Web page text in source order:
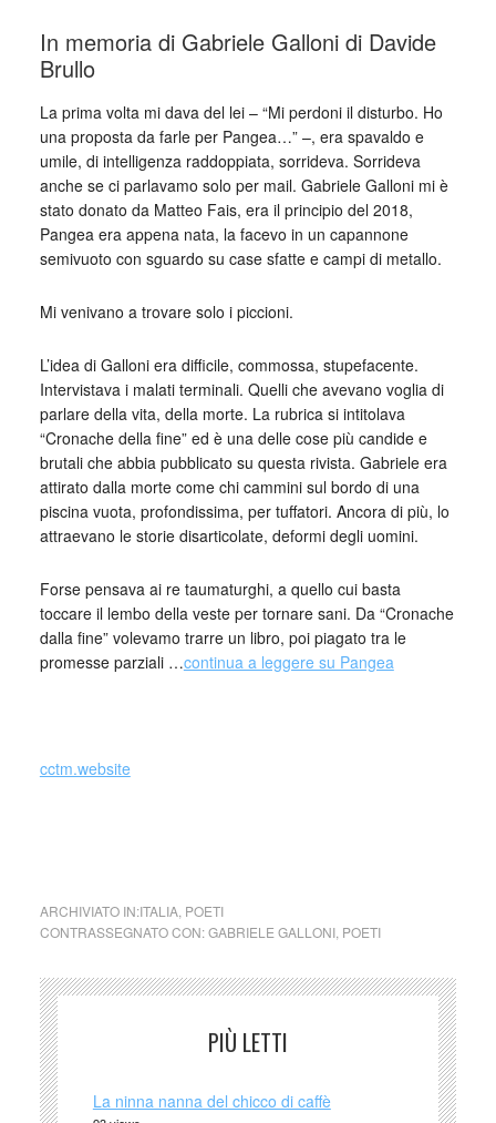
In memoria di Gabriele Galloni di Davide
Brullo
La prima volta mi dava del lei – “Mi perdoni il disturbo. Ho
una proposta da farle per Pangea…” –, era spavaldo e
umile, di intelligenza raddoppiata, sorrideva. Sorrideva
anche se ci parlavamo solo per mail. Gabriele Galloni mi è
stato donato da Matteo Fais, era il principio del 2018,
Pangea era appena nata, la facevo in un capannone
semivuoto con sguardo su case sfatte e campi di metallo.
Mi venivano a trovare solo i piccioni.
L’idea di Galloni era difficile, commossa, stupefacente.
Intervistava i malati terminali. Quelli che avevano voglia di
parlare della vita, della morte. La rubrica si intitolava
“Cronache della fine” ed è una delle cose più candide e
brutali che abbia pubblicato su questa rivista. Gabriele era
attirato dalla morte come chi cammini sul bordo di una
piscina vuota, profondissima, per tuffatori. Ancora di più, lo
attraevano le storie disarticolate, deformi degli uomini.
Forse pensava ai re taumaturghi, a quello cui basta
toccare il lembo della veste per tornare sani. Da “Cronache
dalla fine” volevamo trarre un libro, poi piagato tra le
promesse parziali …continua a leggere su Pangea
cctm.website
ARCHIVIATO IN:ITALIA, POETI
CONTRASSEGNATO CON:GABRIELE GALLONI, POETI
PIÙ LETTI
La ninna nanna del chicco di caffè